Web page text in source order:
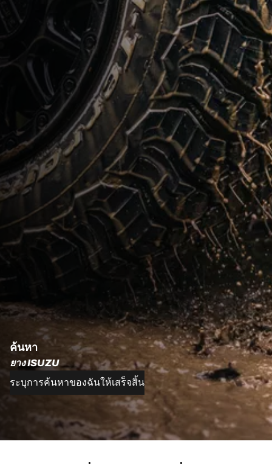
ค้นหา
ยาง ISUZU
ระบุการค้นหาของฉันให้เสร็จสิ้น